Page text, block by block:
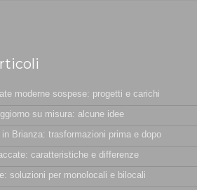
moderne sospese: progetti e carichi
su misura: alcune idee
in Brianza: trasformazioni prima e dopo
caratteristiche e differenze
soluzioni per monolocali e bilocali